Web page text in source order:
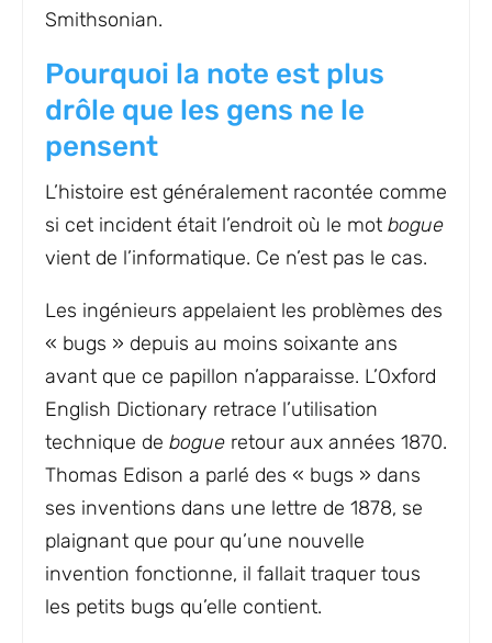
Smithsonian.
Pourquoi la note est plus
drôle que les gens ne le
pensent
L’histoire est généralement racontée comme
si cet incident était l’endroit où le mot bogue
vient de l’informatique. Ce n’est pas le cas.
Les ingénieurs appelaient les problèmes des
« bugs » depuis au moins soixante ans
avant que ce papillon n’apparaisse. L’Oxford
English Dictionary retrace l’utilisation
technique de bogue retour aux années 1870.
Thomas Edison a parlé des « bugs » dans
ses inventions dans une lettre de 1878, se
plaignant que pour qu’une nouvelle
invention fonctionne, il fallait traquer tous
les petits bugs qu’elle contient.